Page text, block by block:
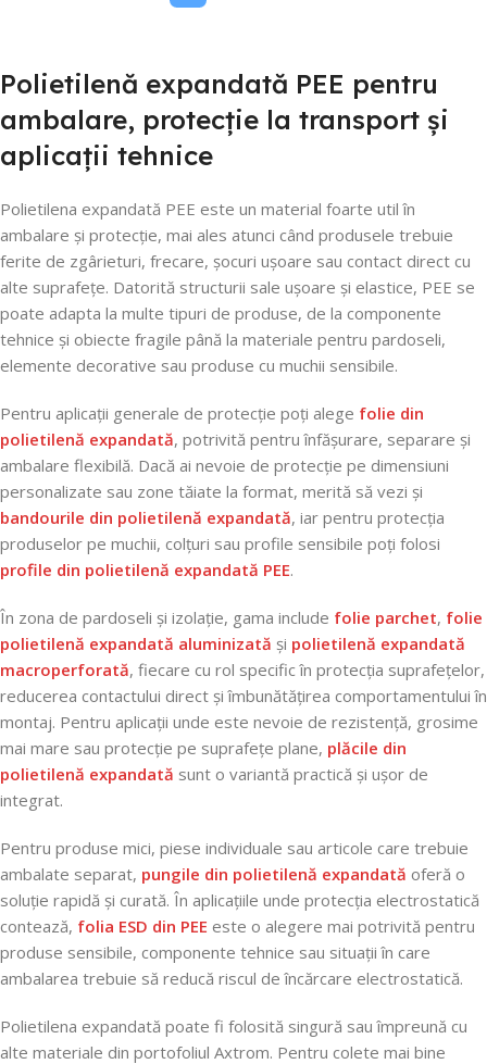
Polietilenă expandată PEE pentru
ambalare, protecție la transport și
aplicații tehnice
Polietilena expandată PEE este un material foarte util în
ambalare și protecție, mai ales atunci când produsele trebuie
ferite de zgârieturi, frecare, șocuri ușoare sau contact direct cu
alte suprafețe. Datorită structurii sale ușoare și elastice, PEE se
poate adapta la multe tipuri de produse, de la componente
tehnice și obiecte fragile până la materiale pentru pardoseli,
elemente decorative sau produse cu muchii sensibile.
Pentru aplicații generale de protecție poți alege folie din
polietilenă expandată, potrivită pentru înfășurare, separare și
ambalare flexibilă. Dacă ai nevoie de protecție pe dimensiuni
personalizate sau zone tăiate la format, merită să vezi și
bandourile din polietilenă expandată, iar pentru protecția
produselor pe muchii, colțuri sau profile sensibile poți folosi
profile din polietilenă expandată PEE.
În zona de pardoseli și izolație, gama include folie parchet, folie
polietilenă expandată aluminizată și polietilenă expandată
macroperforată, fiecare cu rol specific în protecția suprafețelor,
reducerea contactului direct și îmbunătățirea comportamentului în
montaj. Pentru aplicații unde este nevoie de rezistență, grosime
mai mare sau protecție pe suprafețe plane, plăcile din
polietilenă expandată sunt o variantă practică și ușor de
integrat.
Pentru produse mici, piese individuale sau articole care trebuie
ambalate separat, pungile din polietilenă expandată oferă o
soluție rapidă și curată. În aplicațiile unde protecția electrostatică
contează, folia ESD din PEE este o alegere mai potrivită pentru
produse sensibile, componente tehnice sau situații în care
ambalarea trebuie să reducă riscul de încărcare electrostatică.
Polietilena expandată poate fi folosită singură sau împreună cu
alte materiale din portofoliul Axtrom. Pentru colete mai bine